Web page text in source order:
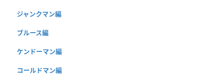
ジャンクマン編
ブルース編
ケンドーマン編
コールドマン編